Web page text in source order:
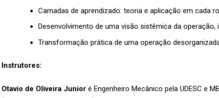
Camadas de aprendizado: teoria e aplicação em cada
Desenvolvimento de uma visão sistêmica da
Transformação prática de uma operação
Instrutores:
Otavio de Oliveira Junioré Engenheiro Mecânico pela UDESC e